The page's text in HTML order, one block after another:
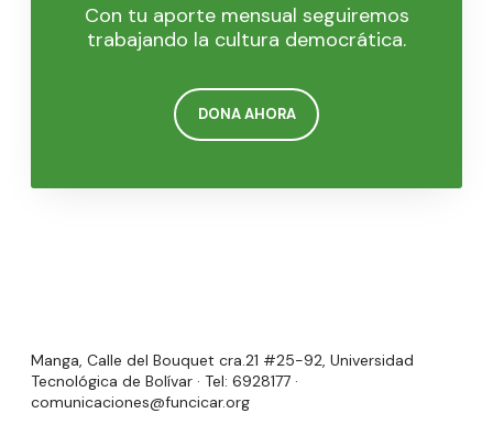
Con tu aporte mensual seguiremos
trabajando la cultura democrática.
DONA AHORA
Manga, Calle del Bouquet cra.21 #25-92, Universidad
Tecnológica de Bolívar · Tel: 6928177 ·
comunicaciones@funcicar.org